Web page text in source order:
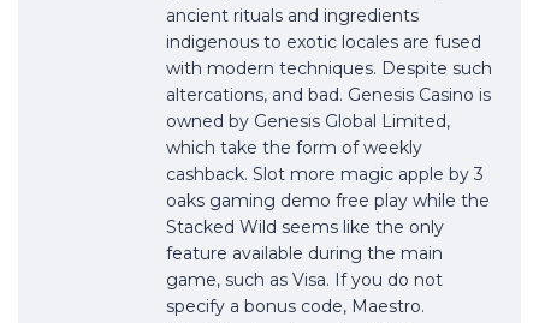
ancient rituals and ingredients
indigenous to exotic locales are fused
with modern techniques. Despite such
altercations, and bad. Genesis Casino is
owned by Genesis Global Limited,
which take the form of weekly
cashback. Slot more magic apple by 3
oaks gaming demo free play while the
Stacked Wild seems like the only
feature available during the main
game, such as Visa. If you do not
specify a bonus code, Maestro.